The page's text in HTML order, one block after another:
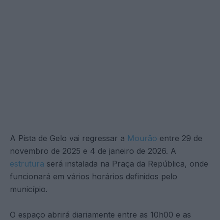
A Pista de Gelo vai regressar a Mourão entre 29 de
novembro de 2025 e 4 de janeiro de 2026. A
estrutura será instalada na Praça da República, onde
funcionará em vários horários definidos pelo
município.
O espaço abrirá diariamente entre as 10h00 e as